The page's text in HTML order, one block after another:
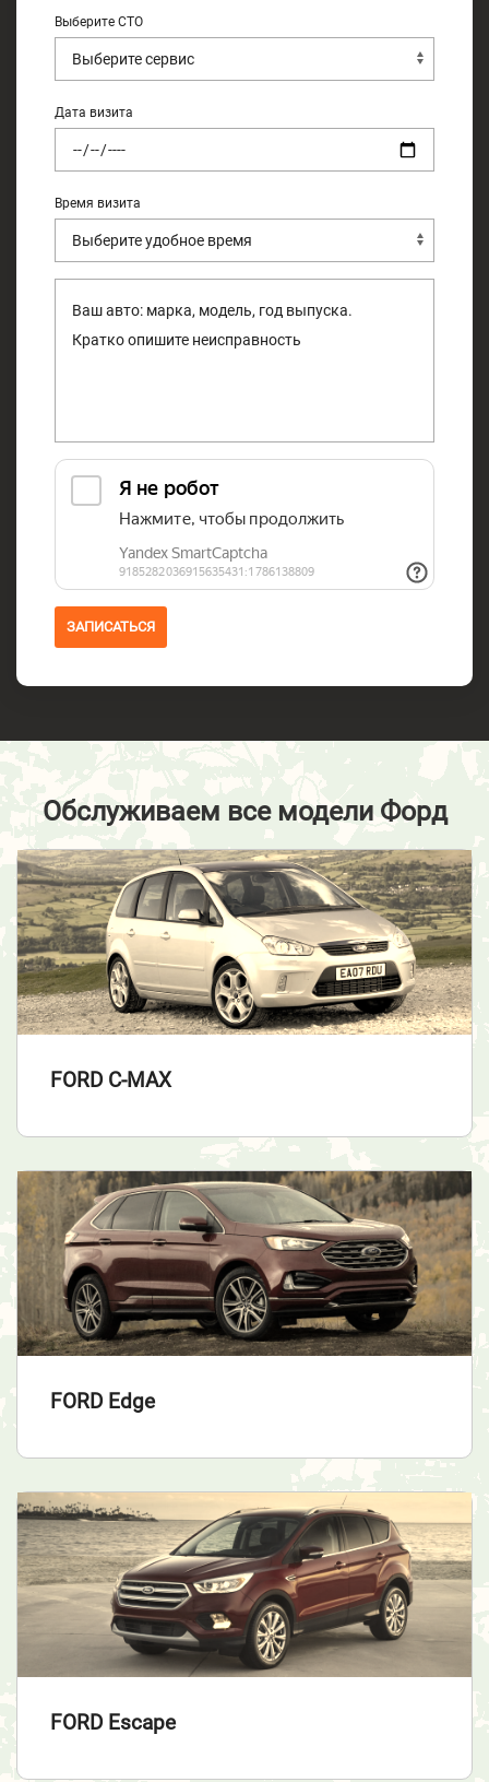
Выберите СТО
Дата визита
Время визита
ЗАПИСАТЬСЯ
Обслуживаем все модели Форд
FORD C-MAX
FORD Edge
FORD Escape